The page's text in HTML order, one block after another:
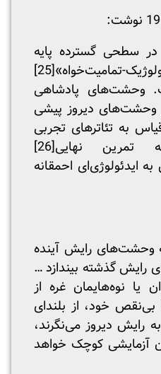
سطحی گسترده پایه
تمامیت‌خواه»[25]
وحشت‌های پادشاهی
وحشت‌های دیروز پیشی
به تئاترهای تجربی
تمرین نهایی[26]
ایدئولوژی‌ای احمقانه
وحشت‌‌های رایش آینده
رایش گذشته بیندازد …
یا نوه‌هایمان غره از
بی‌نقص خود، از بلندای
رایش دیروز می‌نگرند،
آزمایشی کوچک خواهد